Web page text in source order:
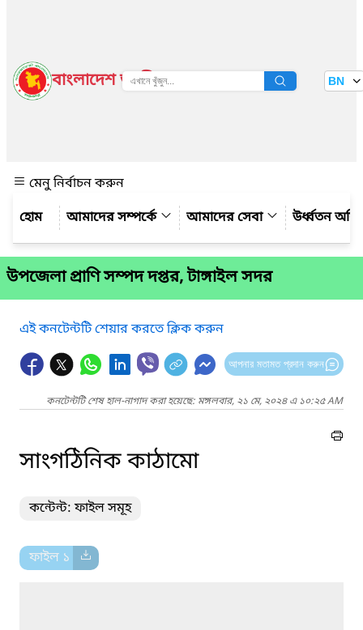
বাংলাদেশ জাতীয় তথ্য বাতায়ন BN
মেনু নির্বাচন করুন
আমাদের সম্পর্কে
আমাদের সেবা উর্ধ্বতন
উপজেলা প্রাণি সম্পদ দপ্তর, টাঙ্গাইল সদর
এই কনটেন্টটি শেয়ার করতে ক্লিক করুন
আপনার মতামত প্রদান করুন
কনটেন্টটি শেষ হাল-নাগাদ করা হয়েছে: মঙ্গলবার, ২১ মে, ২০২৪ এ ১০:২৫ AM
সাংগঠিনিক কাঠামো
কন্টেন্ট: ফাইল সমূহ
ফাইল ১